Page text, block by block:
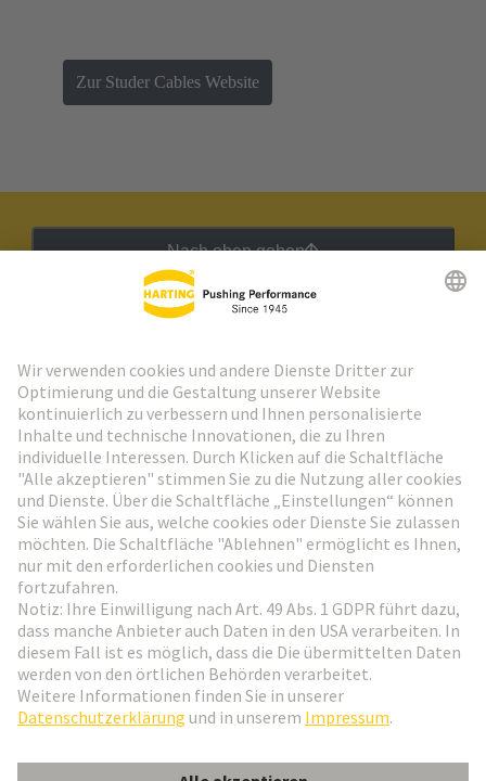
Zur Studer Cables Website
Nach oben gehen
Weiter zur Anmeldung
Social Media
Deutschland Deutsch